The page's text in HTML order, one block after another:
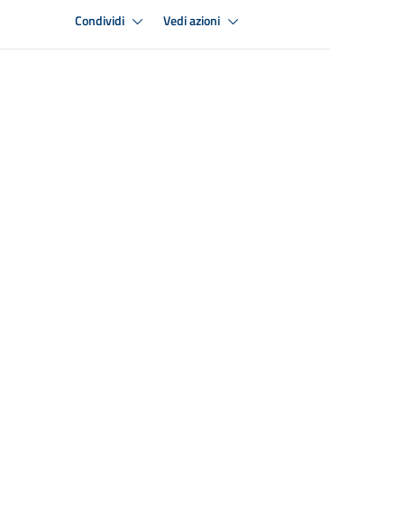
Condividi Vedi azioni